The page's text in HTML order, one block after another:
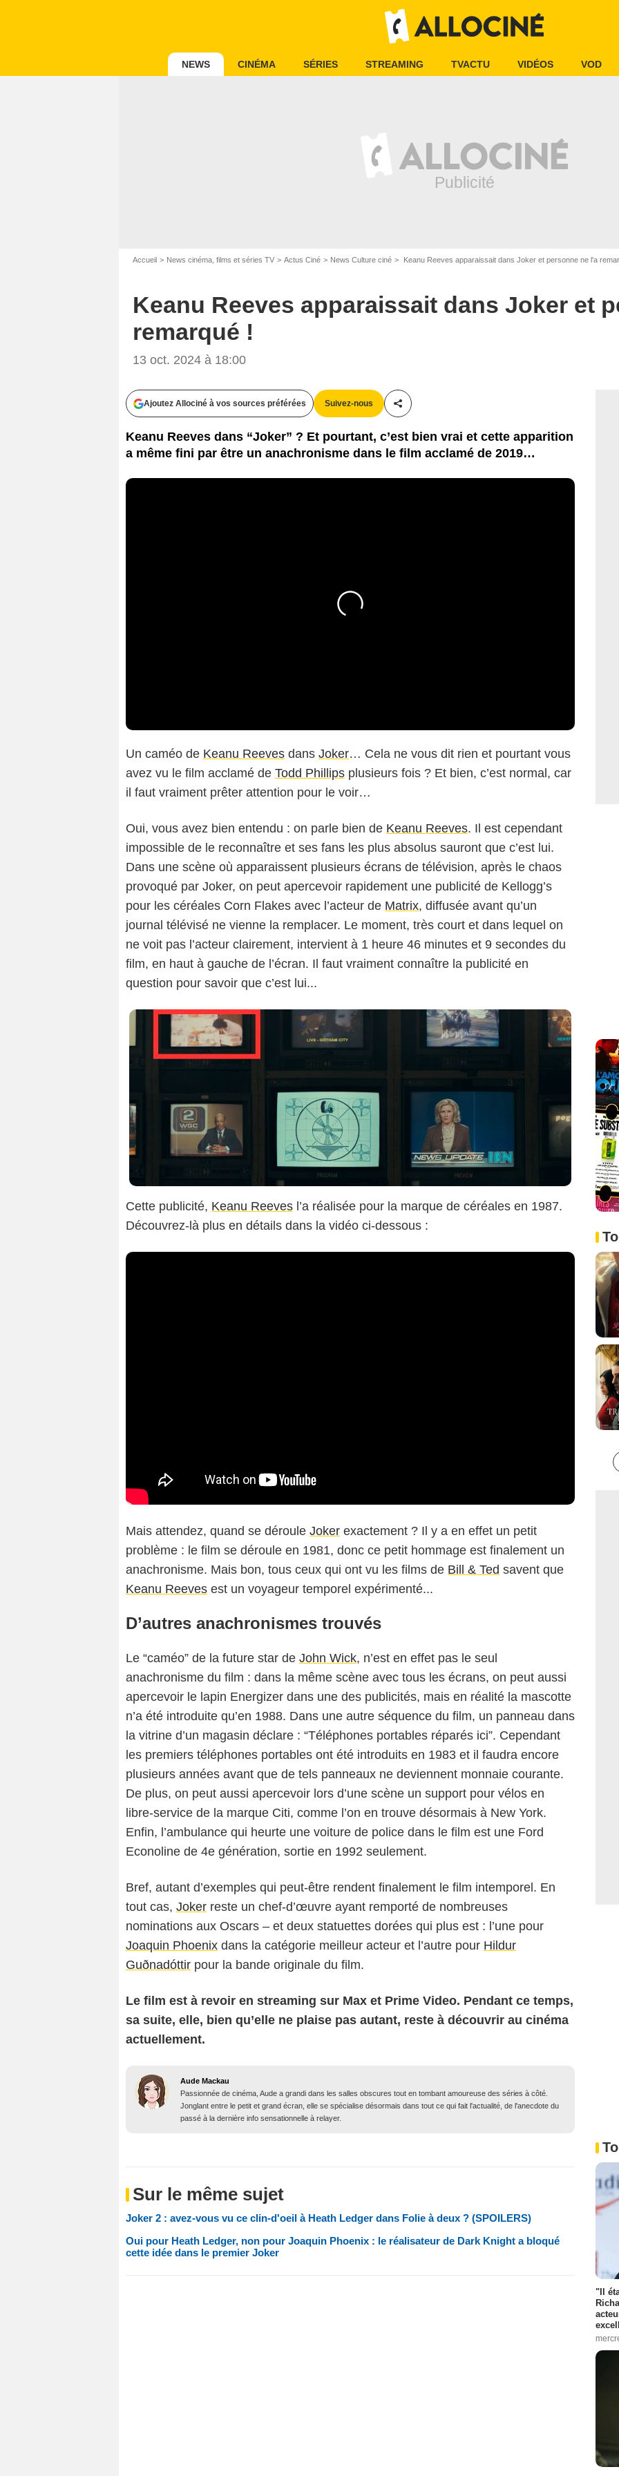
NEWS CINÉMA SÉRIES STREAMING TVACTU VIDÉOS VOD
Accueil News cinéma, films et séries TV Actus Ciné News Culture ciné Keanu Reeves apparaissait dans Joker et personne ne l'a
Keanu Reeves apparaissait dans Joker et
remarqué !
13 oct. 2024 à 18:00
Ajoutez Allociné à vos sources préférées Suivez-nous
Partager cet article
Keanu Reeves dans “Joker” ? Et pourtant, c’est bien vrai et cette apparition
a même fini par être un anachronisme dans le film acclamé de 2019…
Un caméo de Keanu Reeves dans Joker… Cela ne vous dit rien et pourtant vous
avez vu le film acclamé de Todd Phillips plusieurs fois ? Et bien, c’est normal, car
il faut vraiment prêter attention pour le voir…
Oui, vous avez bien entendu : on parle bien de Keanu Reeves. Il est cependant
impossible de le reconnaître et ses fans les plus absolus sauront que c’est lui.
Dans une scène où apparaissent plusieurs écrans de télévision, après le chaos
provoqué par Joker, on peut apercevoir rapidement une publicité de Kellogg’s
pour les céréales Corn Flakes avec l’acteur de Matrix, diffusée avant qu’un
journal télévisé ne vienne la remplacer. Le moment, très court et dans lequel on
ne voit pas l’acteur clairement, intervient à 1 heure 46 minutes et 9 secondes du
film, en haut à gauche de l’écran. Il faut vraiment connaître la publicité en
question pour savoir que c’est lui...
Cette publicité, Keanu Reeves l’a réalisée pour la marque de céréales en 1987.
Découvrez-là plus en détails dans la vidéo ci-dessous :
Mais attendez, quand se déroule Joker exactement ? Il y a en effet un petit
problème : le film se déroule en 1981, donc ce petit hommage est finalement un
anachronisme. Mais bon, tous ceux qui ont vu les films de Bill & Ted savent que
Keanu Reeves est un voyageur temporel expérimenté...
D’autres anachronismes trouvés
Le “caméo” de la future star de John Wick, n’est en effet pas le seul
anachronisme du film : dans la même scène avec tous les écrans, on peut aussi
apercevoir le lapin Energizer dans une des publicités, mais en réalité la mascotte
n’a été introduite qu’en 1988. Dans une autre séquence du film, un panneau dans
la vitrine d’un magasin déclare : “Téléphones portables réparés ici”. Cependant
les premiers téléphones portables ont été introduits en 1983 et il faudra encore
plusieurs années avant que de tels panneaux ne deviennent monnaie courante.
De plus, on peut aussi apercevoir lors d’une scène un support pour vélos en
libre-service de la marque Citi, comme l’on en trouve désormais à New York.
Enfin, l’ambulance qui heurte une voiture de police dans le film est une Ford
Econoline de 4e génération, sortie en 1992 seulement.
Bref, autant d’exemples qui peut-être rendent finalement le film intemporel. En
tout cas, Joker reste un chef-d’œuvre ayant remporté de nombreuses
nominations aux Oscars – et deux statuettes dorées qui plus est : l’une pour
Joaquin Phoenix dans la catégorie meilleur acteur et l’autre pour Hildur
Guðnadóttir pour la bande originale du film.
Le film est à revoir en streaming sur Max et Prime Video. Pendant ce temps,
sa suite, elle, bien qu’elle ne plaise pas autant, reste à découvrir au cinéma
actuellement.
Aude Mackau
Passionnée de cinéma, Aude a grandi dans les salles obscures tout en tombant amoureuse des séries à côté.
Jonglant entre le petit et grand écran, elle se spécialise désormais dans tout ce qui fait l'actualité, de l'anecdote du
passé à la dernière info sensationnelle à relayer.
Sur le même sujet
Joker 2 : avez-vous vu ce clin-d'oeil à Heath Ledger dans Folie à deux ? (SPOILERS)
Oui pour Heath Ledger, non pour Joaquin Phoenix : le réalisateur de Dark Knight a bloqué
cette idée dans le premier Joker
"Il